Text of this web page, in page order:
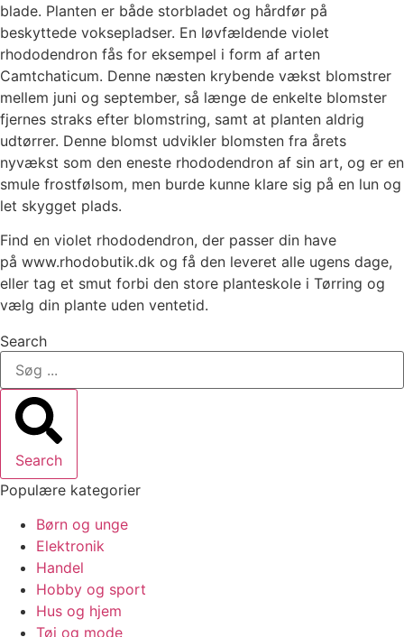
blade. Planten er både storbladet og hårdfør på
beskyttede voksepladser. En løvfældende violet
rhododendron fås for eksempel i form af arten
Camtchaticum. Denne næsten krybende vækst blomstrer
mellem juni og september, så længe de enkelte blomster
fjernes straks efter blomstring, samt at planten aldrig
udtørrer. Denne blomst udvikler blomsten fra årets
nyvækst som den eneste rhododendron af sin art, og er en
smule frostfølsom, men burde kunne klare sig på en lun og
let skygget plads.
Find en violet rhododendron, der passer din have
på www.rhodobutik.dk og få den leveret alle ugens dage,
eller tag et smut forbi den store planteskole i Tørring og
vælg din plante uden ventetid.
Search
Search
Populære kategorier
Børn og unge
Elektronik
Handel
Hobby og sport
Hus og hjem
Tøj og mode